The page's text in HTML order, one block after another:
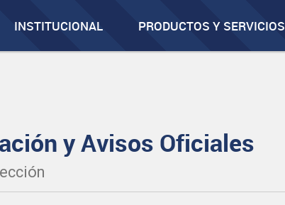
INSTITUCIONAL PRODUCTOS Y SERVICIOS
y Avisos Oficiales